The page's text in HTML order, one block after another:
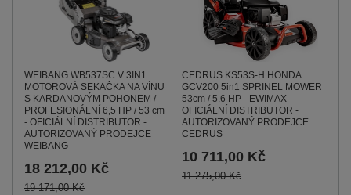
WEIBANG WB537SC V 3IN1
MOTOROVÁ SEKAČKA NA VÍNU
S KARDANOVÝM POHONEM /
PROFESIONÁLNÍ 6,5 HP / 53 cm
- OFICIÁLNÍ DISTRIBUTOR -
AUTORIZOVANÝ PRODEJCE
WEIBANG
18 212,00 Kč
19 171,00 Kč
CEDRUS KS53S-H HONDA
GCV200 5in1 SPRINEL MOWER
53cm / 5.6 HP - EWIMAX -
OFICIÁLNÍ DISTRIBUTOR -
AUTORIZOVANÝ PRODEJCE
CEDRUS
10 711,00 Kč
11 275,00 Kč